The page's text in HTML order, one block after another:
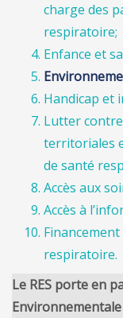
charge des
respiratoire;
Enfance et
Handicap et
Lutter contre
territoriales
de santé
Accès aux
Accès à
respiratoire.
Le RES porte en
Environnementale